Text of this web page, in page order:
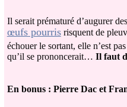
Il serait prématuré d’augurer
œufs pourrisrisquent de
échouer le sortant, elle n’est
qu’il se prononcerait… Il faut
En bonus : Pierre Dac et